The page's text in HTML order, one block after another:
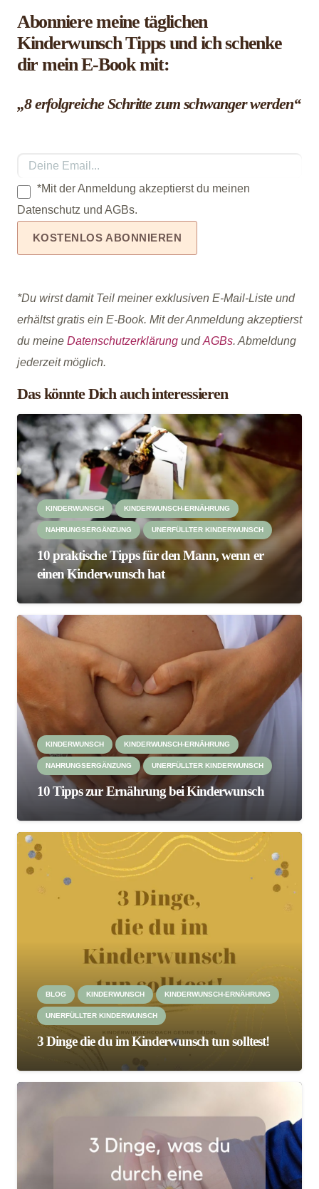
Abonniere meine täglichen
Kinderwunsch Tipps und ich schenke
dir mein E-Book mit:
„8 erfolgreiche Schritte zum schwanger werden“
*Mit der Anmeldung akzeptierst du meinen
Datenschutz und AGBs.
*Du wirst damit Teil meiner exklusiven E-Mail-Liste und
erhältst gratis ein E-Book. Mit der Anmeldung akzeptierst
du meine Datenschutzerklärung undAGBs. Abmeldung
jederzeit möglich.
Das könnte Dich auch interessieren
KINDERWUNSCH KINDERWUNSCH-ERNÄHRUNG
NAHRUNGSERGÄNZUNG UNERFÜLLTER KINDERWUNSCH
10 praktische Tipps für den Mann, wenn er
einen Kinderwunsch hat
KINDERWUNSCH KINDERWUNSCH-ERNÄHRUNG
NAHRUNGSERGÄNZUNG UNERFÜLLTER KINDERWUNSCH
10 Tipps zur Ernährung bei Kinderwunsch
BLOG KINDERWUNSCH KINDERWUNSCH-ERNÄHRUNG
UNERFÜLLTER KINDERWUNSCH
3 Dinge die du im Kinderwunsch tun solltest!